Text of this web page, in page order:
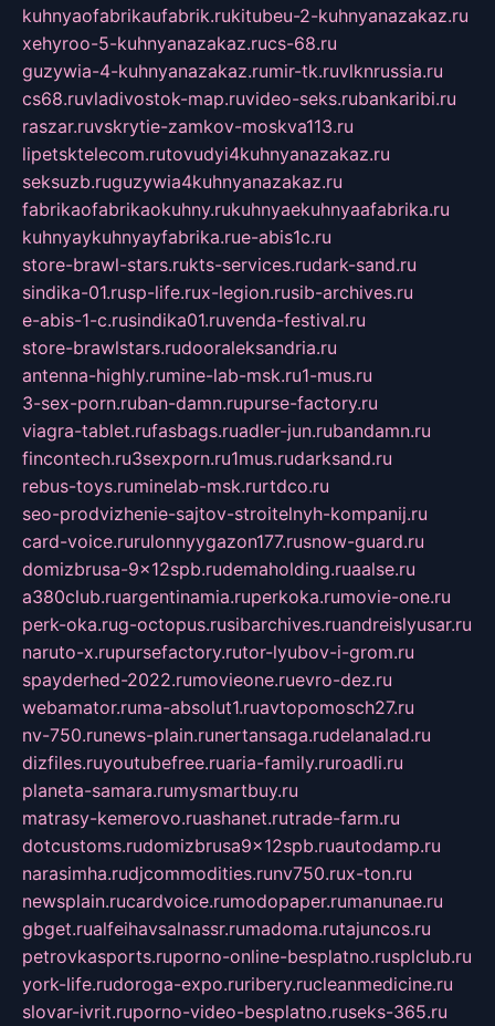
kuhnyaofabrikaufabrik.rukitubeu-2-kuhnyanazakaz.ru
xehyroo-5-kuhnyanazakaz.rucs-68.ru
guzywia-4-kuhnyanazakaz.rumir-tk.ruvlknrussia.ru
cs68.ruvladivostok-map.ruvideo-seks.rubankaribi.ru
raszar.ruvskrytie-zamkov-moskva113.ru
lipetsktelecom.rutovudyi4kuhnyanazakaz.ru
seksuzb.ruguzywia4kuhnyanazakaz.ru
fabrikaofabrikaokuhny.rukuhnyaekuhnyaafabrika.ru
kuhnyaykuhnyayfabrika.rue-abis1c.ru
store-brawl-stars.rukts-services.rudark-sand.ru
sindika-01.rusp-life.rux-legion.rusib-archives.ru
e-abis-1-c.rusindika01.ruvenda-festival.ru
store-brawlstars.rudooraleksandria.ru
antenna-highly.rumine-lab-msk.ru1-mus.ru
3-sex-porn.ruban-damn.rupurse-factory.ru
viagra-tablet.rufasbags.ruadler-jun.rubandamn.ru
fincontech.ru3sexporn.ru1mus.rudarksand.ru
rebus-toys.ruminelab-msk.rurtdco.ru
seo-prodvizhenie-sajtov-stroitelnyh-kompanij.ru
card-voice.rurulonnyygazon177.rusnow-guard.ru
domizbrusa-9x12spb.rudemaholding.ruaalse.ru
a380club.ruargentinamia.ruperkoka.rumovie-one.ru
perk-oka.rug-octopus.rusibarchives.ruandreislyusar.ru
naruto-x.rupursefactory.rutor-lyubov-i-grom.ru
spayderhed-2022.rumovieone.ruevro-dez.ru
webamator.ruma-absolut1.ruavtopomosch27.ru
nv-750.runews-plain.runertansaga.rudelanalad.ru
dizfiles.ruyoutubefree.ruaria-family.ruroadli.ru
planeta-samara.rumysmartbuy.ru
matrasy-kemerovo.ruashanet.rutrade-farm.ru
dotcustoms.rudomizbrusa9x12spb.ruautodamp.ru
narasimha.rudjcommodities.runv750.rux-ton.ru
newsplain.rucardvoice.rumodopaper.rumanunae.ru
gbget.rualfeihavsalnassr.rumadoma.rutajuncos.ru
petrovkasports.ruporno-online-besplatno.rusplclub.ru
york-life.rudoroga-expo.ruribery.rucleanmedicine.ru
slovar-ivrit.ruporno-video-besplatno.ruseks-365.ru